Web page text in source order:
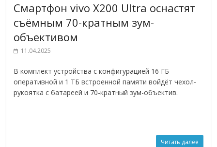
Смартфон vivo X200 Ultra оснастят
съёмным 70-кратным зум-
объективом
11.04.2025
В комплект устройства с конфигурацией 16 ГБ
оперативной и 1 ТБ встроенной памяти войдёт чехол-
рукоятка с батареей и 70-кратный зум-объектив.
Читать далее